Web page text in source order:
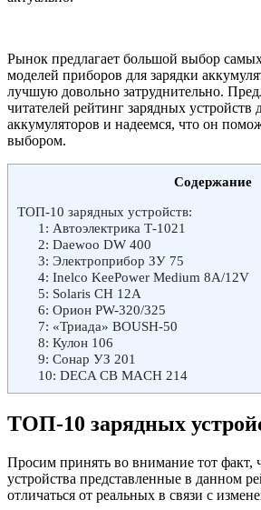
Рынок предлагает большой выбор
моделей приборов для зарядки
лучшую довольно затруднительно.
читателей рейтинг зарядных устройств
аккумуляторов и надеемся, что он
выбором.
Содержание
ТОП-10 зарядных устройств:
1: Автоэлектрика Т-1021
2: Daewoo DW 400
3: Электроприбор ЗУ 75
4: Inelco KeePower Medium 8A/12V
5: Solaris CH 12A
6: Орион PW-320/325
7: «Триада» BOUSH-50
8: Кулон 106
9: Сонар УЗ 201
10: DECA CB MACH 214
ТОП-10 зарядных
Просим принять во внимание тот факт,
устройства представленные в данном
отличаться от реальных в связи с